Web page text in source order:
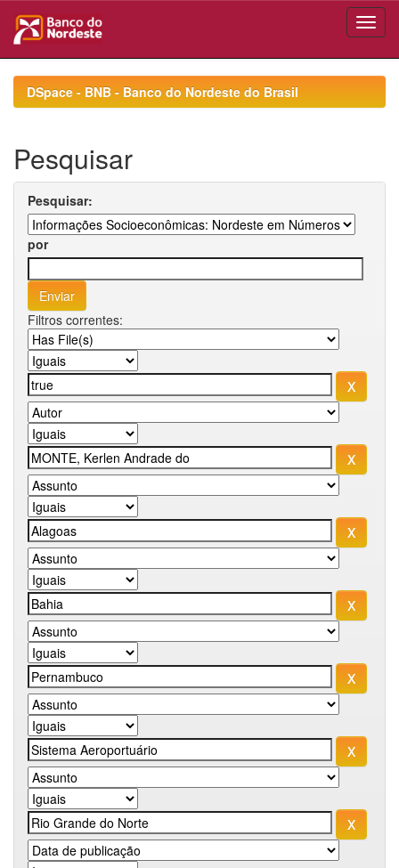
navigationDSpace - BNB - Banco do Nordeste do Brasil
Pesquisar
Pesquisar:
por
Filtros correntes: